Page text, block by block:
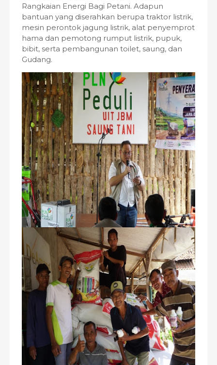
Rangkaian Energi Bagi Petani. Adapun
bantuan yang diserahkan berupa traktor listrik,
mesin perontok jagung listrik, alat penyemprot
hama dan pemotong rumput listrik, pupuk,
bibit, serta pembangunan toilet, saung, dan
Gudang.